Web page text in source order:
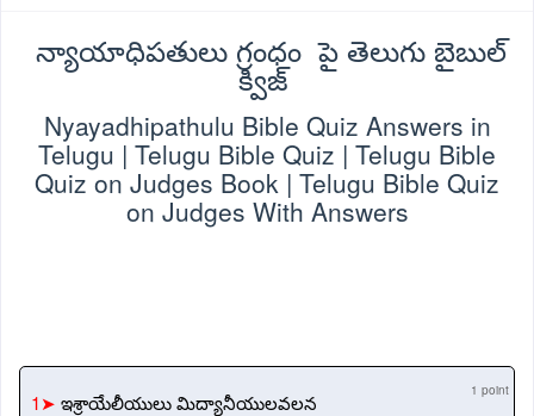
న్యాయాధిపతులు గ్రంధం పై తెలుగు బైబుల్
క్విజ్
Nyayadhipathulu Bible Quiz Answers in
Telugu | Telugu Bible Quiz | Telugu Bible
Quiz on Judges Book | Telugu Bible Quiz
on Judges With Answers
1➤ ఇశ్రాయేలీయులు మిద్యానీయులవలన
1 point